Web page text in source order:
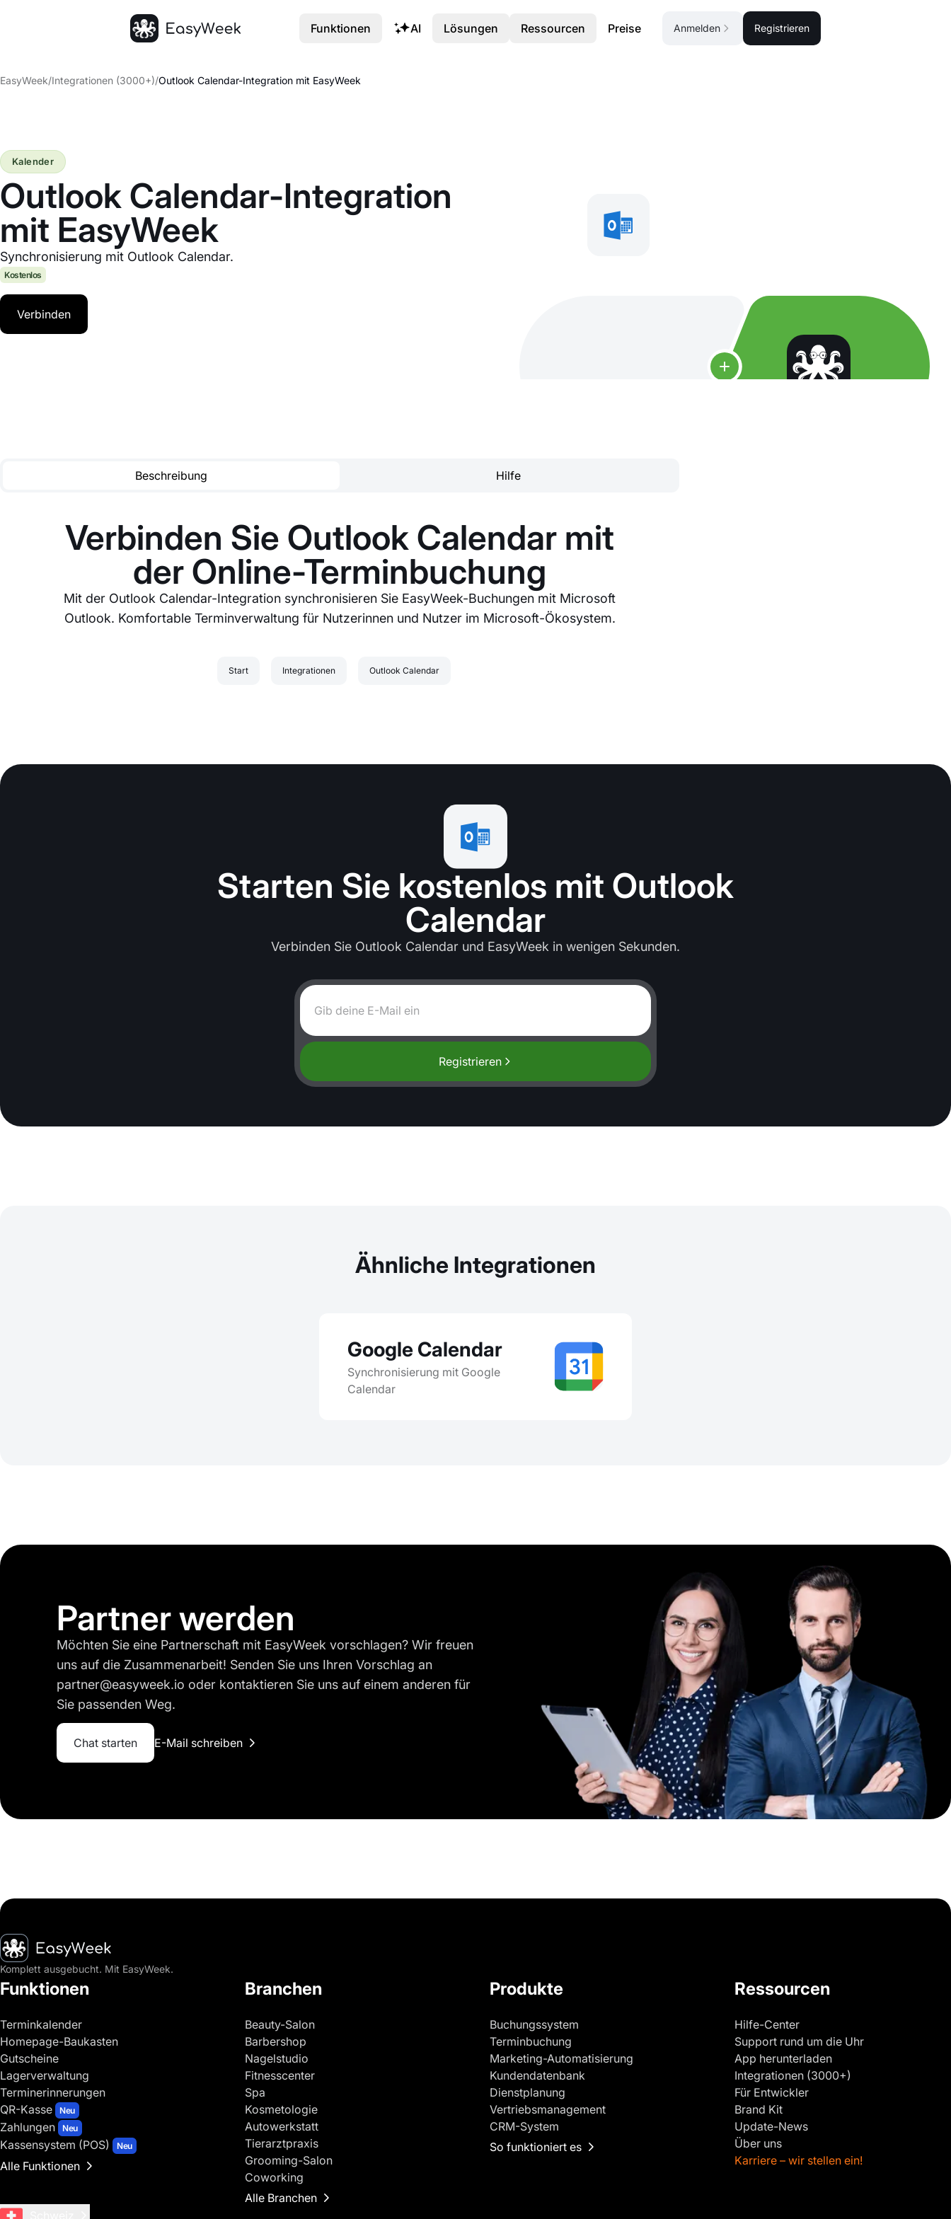
EasyWeek/Integrationen (3000+)/Outlook Calendar-Integration mit EasyWeek
Outlook Calendar-Integration
mit EasyWeek
Synchronisierung mit Outlook Calendar.
Kalender
Kostenlos
Verbinden
Beschreibung Hilfe
Verbinden Sie Outlook Calendar mit
der Online-Terminbuchung
Mit der Outlook Calendar-Integration synchronisieren Sie EasyWeek-Buchungen mit Microsoft
Outlook. Komfortable Terminverwaltung für Nutzerinnen und Nutzer im Microsoft-Ökosystem.
Start Integrationen Outlook Calendar
Starten Sie kostenlos mit Outlook
Calendar
Verbinden Sie Outlook Calendar und EasyWeek in wenigen Sekunden.
Registrieren
Ähnliche Integrationen
Google Calendar
Synchronisierung mit Google
Calendar
Partner werden
Möchten Sie eine Partnerschaft mit EasyWeek vorschlagen? Wir freuen
uns auf die Zusammenarbeit! Senden Sie uns Ihren Vorschlag an
partner@easyweek.io oder kontaktieren Sie uns auf einem anderen für
Sie passenden Weg.
Chat starten E-Mail schreiben
Funktionen AI Lösungen Ressourcen Preise Anmelden Registrieren
Startseite
Komplett ausgebucht. Mit EasyWeek.
Funktionen
Terminkalender
Homepage-Baukasten
Gutscheine
Lagerverwaltung
Terminerinnerungen
QR-Kasse
Neu
Zahlungen Neu
Kassensystem (POS) Neu
Alle Funktionen
Branchen
Beauty-Salon
Barbershop
Nagelstudio
Fitnesscenter
Spa
Kosmetologie
Autowerkstatt
Tierarztpraxis
Grooming-Salon
Coworking
Alle Branchen
Produkte
Buchungssystem
Terminbuchung
Marketing-Automatisierung
Kundendatenbank
Dienstplanung
Vertriebsmanagement
CRM-System
So funktioniert es
Ressourcen
Hilfe-Center
Support rund um die Uhr
App herunterladen
Integrationen (3000+)
Für Entwickler
Brand Kit
Update-News
Über uns
Karriere – wir stellen ein!